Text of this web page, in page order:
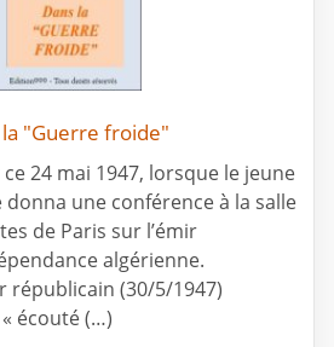
la "Guerre froide"
24 mai 1947, lorsque le jeune
donna une conférence à la salle
de Paris sur l’émir
algérienne.
républicain (30/5/1947)
écouté (…)